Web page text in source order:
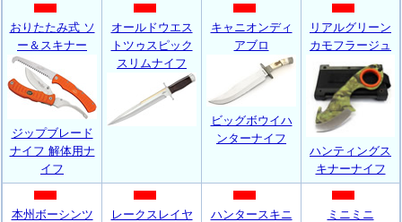
おりたたみ式 ソ
ー＆スキナー
ジップブレード
ナイフ 解体用ナ
イフ
オールドウエス
トツゥスピック
スリムナイフ
キャニオンディ
アブロ
ビッグボウイハ
ンターナイフ
リアルグリーン
カモフラージュ
ハンティングス
キナーナイフ
本州ボーシンツ
レークスレイヤ
ハンタースキニ
ミニミニ